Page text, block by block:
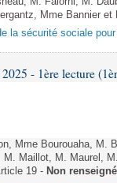
Mme Bannier
la sécurité sociale pour
- 1ère lecture
Mme Bourouaha, M.
Maillot, M. Maurel,
19 - Non renseigné